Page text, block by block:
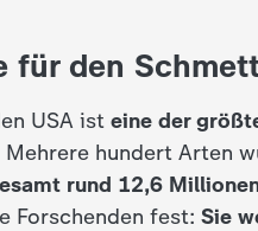
für den
USA ist eine der
hundert Arten
rund 12,6
Forschenden fest: Sie